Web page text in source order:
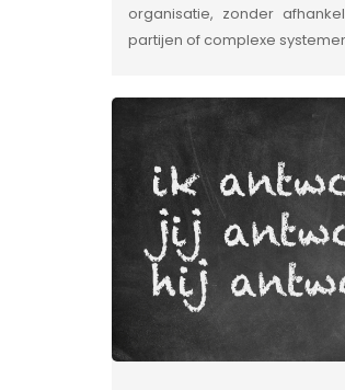
organisatie, zonder
partijen of complexe